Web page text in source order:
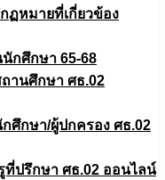
ฏหมายที่เกี่ยวข้อง
กศึกษา 65-68
านศึกษา ศธ.02
ศึกษา/ผู้ปกครอง ศธ.02
ปรึกษา ศธ.02 ออนไลน์